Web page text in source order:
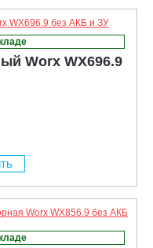
Worx WX696.9